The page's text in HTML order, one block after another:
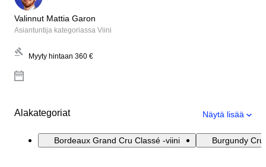
Valinnut Mattia Garon
Asiantuntija kategoriassa Viini
Myyty hintaan 360 €
Alakategoriat Näytä lisää
Bordeaux Grand Cru Classé -viini Burgundy